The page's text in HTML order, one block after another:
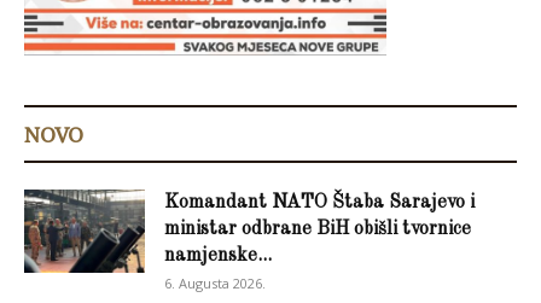
NOVO
Komandant NATO Štaba Sarajevo i
ministar odbrane BiH obišli tvornice
namjenske...
6. Augusta 2026.